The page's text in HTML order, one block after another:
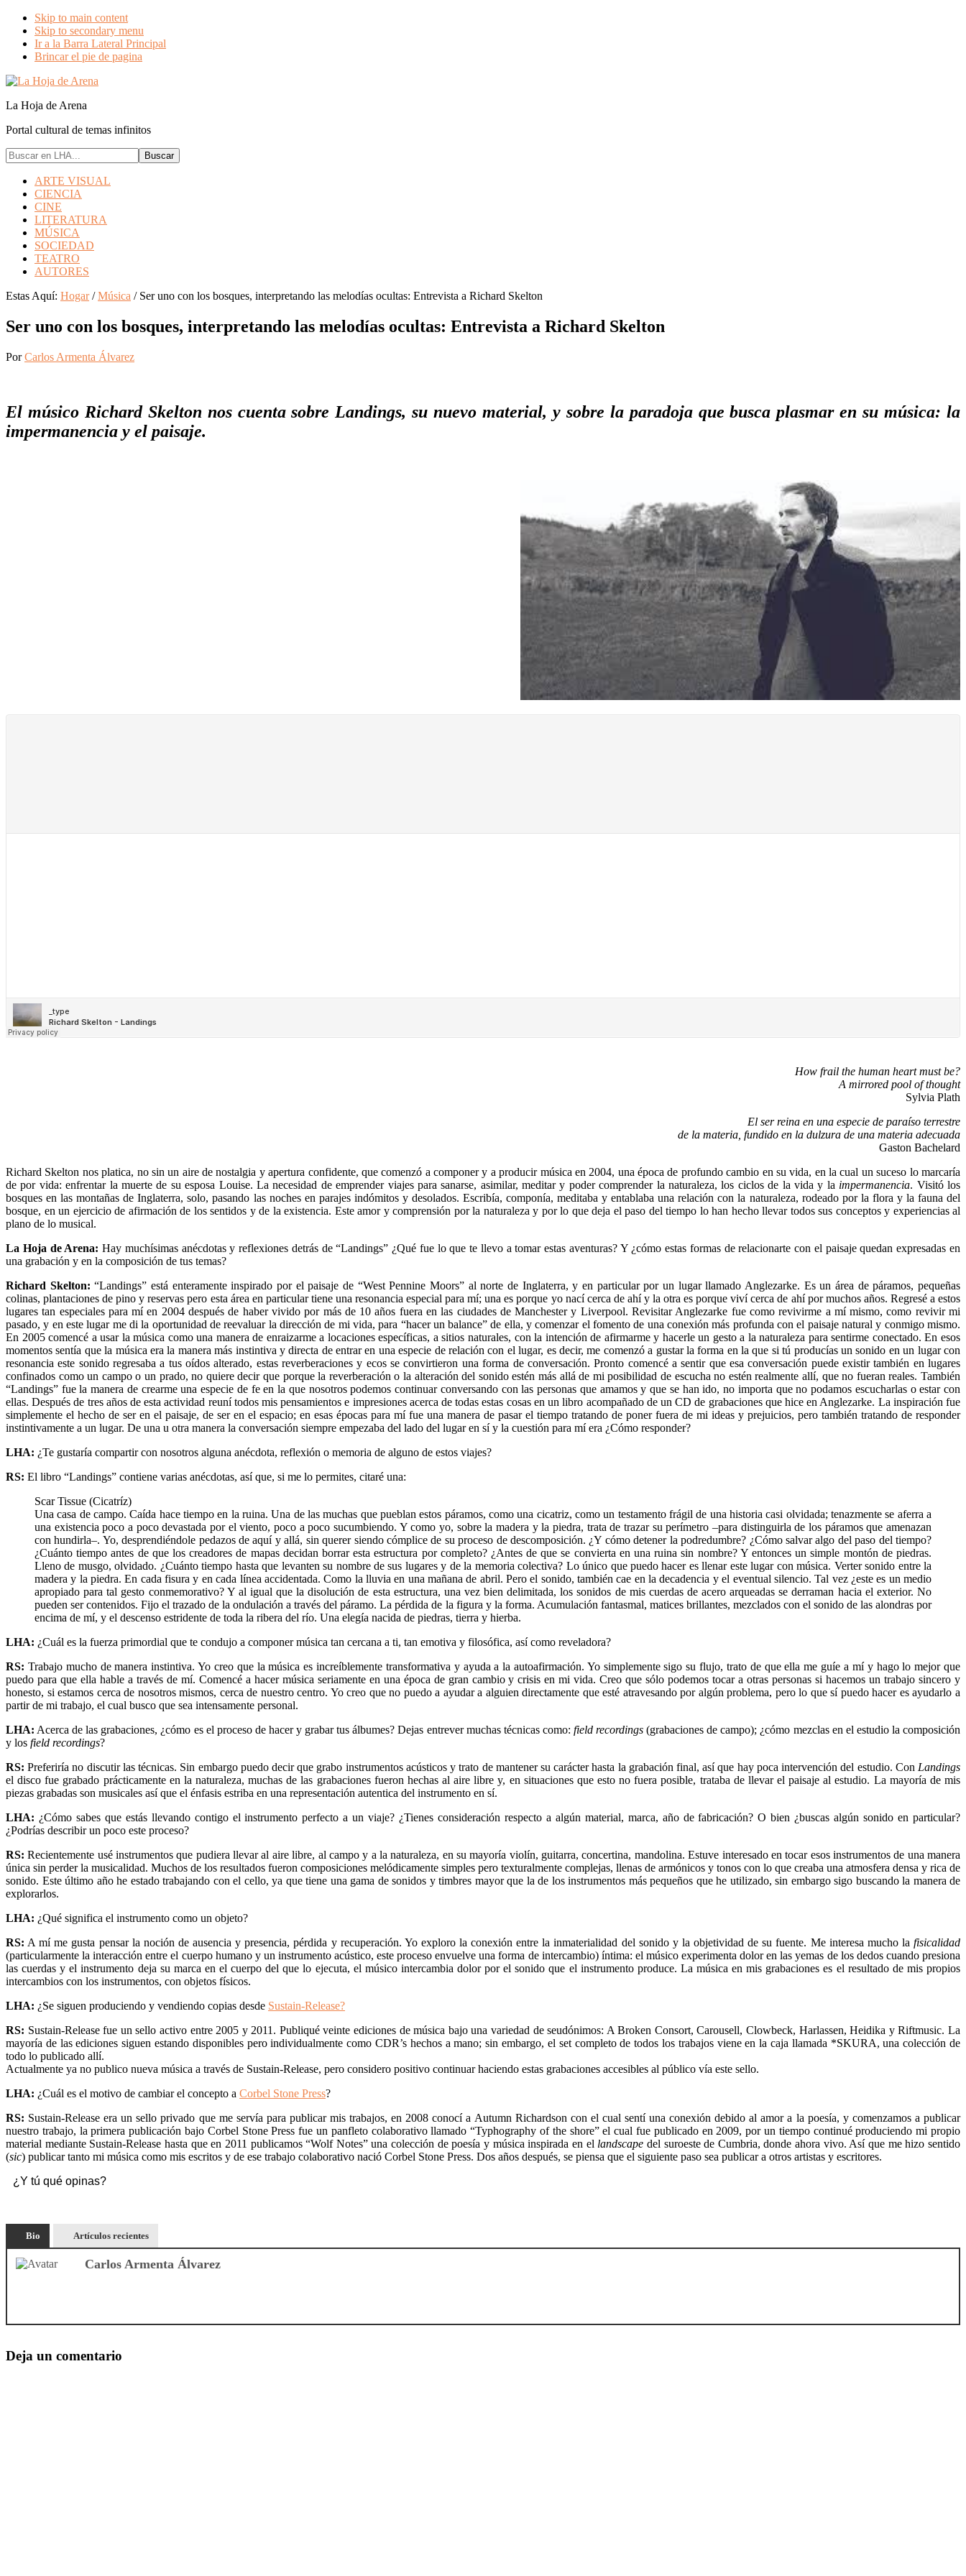
Skip to main content
Skip to secondary menu
Ir a la Barra Lateral Principal
Brincar el pie de pagina
La Hoja de Arena
Portal cultural de temas infinitos
ARTE VISUAL
CIENCIA
CINE
LITERATURA
MÚSICA
SOCIEDAD
TEATRO
AUTORES
Estas Aquí: Hogar / Música /Ser uno con los bosques, interpretando las melodías ocultas: Entrevista a Richard Skelton
Ser uno con los bosques, interpretando las melodías ocultas: Entrevista a Richard Skelton
PorCarlos Armenta Álvarez
El músico Richard Skelton nos cuenta sobre Landings, su nuevo material, y sobre la paradoja que busca plasmar en su música: la
impermanencia y el paisaje.
How frail the human heart must be?
A mirrored pool of thought
Sylvia Plath
El ser reina en una especie de paraíso terrestre
de la materia, fundido en la dulzura de una materia adecuada
Gaston Bachelard
Richard Skelton nos platica, no sin un aire de nostalgia y apertura confidente, que comenzó a componer y a producir música en 2004, una época de profundo cambio en su vida, en la cual un suceso lo marcaría
de por vida: enfrentar la muerte de su esposa Louise. La necesidad de emprender viajes para sanarse, asimilar, meditar y poder comprender la naturaleza, los ciclos de la vida y la impermanencia. Visitó los
bosques en las montañas de Inglaterra, solo, pasando las noches en parajes indómitos y desolados. Escribía, componía, meditaba y entablaba una relación con la naturaleza, rodeado por la flora y la fauna del
bosque, en un ejercicio de afirmación de los sentidos y de la existencia. Este amor y comprensión por la naturaleza y por lo que deja el paso del tiempo lo han hecho llevar todos sus conceptos y experiencias al
plano de lo musical.
La Hoja de Arena: Hay muchísimas anécdotas y reflexiones detrás de “Landings” ¿Qué fue lo que te llevo a tomar estas aventuras? Y ¿cómo estas formas de relacionarte con el paisaje quedan expresadas en
una grabación y en la composición de tus temas?
Richard Skelton: “Landings” está enteramente inspirado por el paisaje de “West Pennine Moors” al norte de Inglaterra, y en particular por un lugar llamado Anglezarke. Es un área de páramos, pequeñas
colinas, plantaciones de pino y reservas pero esta área en particular tiene una resonancia especial para mí; una es porque yo nací cerca de ahí y la otra es porque viví cerca de ahí por muchos años. Regresé a estos
lugares tan especiales para mí en 2004 después de haber vivido por más de 10 años fuera en las ciudades de Manchester y Liverpool. Revisitar Anglezarke fue como revivirme a mí mismo, como revivir mi
pasado, y en este lugar me di la oportunidad de reevaluar la dirección de mi vida, para “hacer un balance” de ella, y comenzar el fomento de una conexión más profunda con el paisaje natural y conmigo mismo.
En 2005 comencé a usar la música como una manera de enraizarme a locaciones específicas, a sitios naturales, con la intención de afirmarme y hacerle un gesto a la naturaleza para sentirme conectado. En esos
momentos sentía que la música era la manera más instintiva y directa de entrar en una especie de relación con el lugar, es decir, me comenzó a gustar la forma en la que si tú producías un sonido en un lugar con
resonancia este sonido regresaba a tus oídos alterado, estas reverberaciones y ecos se convirtieron una forma de conversación. Pronto comencé a sentir que esa conversación puede existir también en lugares
confinados como un campo o un prado, no quiere decir que porque la reverberación o la alteración del sonido estén más allá de mi posibilidad de escucha no estén realmente allí, que no fueran reales. También
“Landings” fue la manera de crearme una especie de fe en la que nosotros podemos continuar conversando con las personas que amamos y que se han ido, no importa que no podamos escucharlas o estar con
ellas. Después de tres años de esta actividad reuní todos mis pensamientos e impresiones acerca de todas estas cosas en un libro acompañado de un CD de grabaciones que hice en Anglezarke. La inspiración fue
simplemente el hecho de ser en el paisaje, de ser en el espacio; en esas épocas para mí fue una manera de pasar el tiempo tratando de poner fuera de mi ideas y prejuicios, pero también tratando de responder
instintivamente a un lugar. De una u otra manera la conversación siempre empezaba del lado del lugar en sí y la cuestión para mí era ¿Cómo responder?
LHA: ¿Te gustaría compartir con nosotros alguna anécdota, reflexión o memoria de alguno de estos viajes?
RS: El libro “Landings” contiene varias anécdotas, así que, si me lo permites, citaré una:
Scar Tissue (Cicatríz)
Una casa de campo. Caída hace tiempo en la ruina. Una de las muchas que pueblan estos páramos, como una cicatriz, como un testamento frágil de una historia casi olvidada; tenazmente se aferra a
una existencia poco a poco devastada por el viento, poco a poco sucumbiendo. Y como yo, sobre la madera y la piedra, trata de trazar su perímetro –para distinguirla de los páramos que amenazan
con hundirla–. Yo, desprendiéndole pedazos de aquí y allá, sin querer siendo cómplice de su proceso de descomposición. ¿Y cómo detener la podredumbre? ¿Cómo salvar algo del paso del tiempo?
¿Cuánto tiempo antes de que los creadores de mapas decidan borrar esta estructura por completo? ¿Antes de que se convierta en una ruina sin nombre? Y entonces un simple montón de piedras.
Lleno de musgo, olvidado. ¿Cuánto tiempo hasta que levanten su nombre de sus lugares y de la memoria colectiva? Lo único que puedo hacer es llenar este lugar con música. Verter sonido entre la
madera y la piedra. En cada fisura y en cada línea accidentada. Como la lluvia en una mañana de abril. Pero el sonido, también cae en la decadencia y el eventual silencio. Tal vez ¿este es un medio
apropiado para tal gesto conmemorativo? Y al igual que la disolución de esta estructura, una vez bien delimitada, los sonidos de mis cuerdas de acero arqueadas se derraman hacia el exterior. No
pueden ser contenidos. Fijo el trazado de la ondulación a través del páramo. La pérdida de la figura y la forma. Acumulación fantasmal, matices brillantes, mezclados con el sonido de las alondras por
encima de mí, y el descenso estridente de toda la ribera del río. Una elegía nacida de piedras, tierra y hierba.
LHA: ¿Cuál es la fuerza primordial que te condujo a componer música tan cercana a ti, tan emotiva y filosófica, así como reveladora?
RS: Trabajo mucho de manera instintiva. Yo creo que la música es increíblemente transformativa y ayuda a la autoafirmación. Yo simplemente sigo su flujo, trato de que ella me guíe a mí y hago lo mejor que
puedo para que ella hable a través de mí. Comencé a hacer música seriamente en una época de gran cambio y crisis en mi vida. Creo que sólo podemos tocar a otras personas si hacemos un trabajo sincero y
honesto, si estamos cerca de nosotros mismos, cerca de nuestro centro. Yo creo que no puedo a ayudar a alguien directamente que esté atravesando por algún problema, pero lo que sí puedo hacer es ayudarlo a
partir de mi trabajo, el cual busco que sea intensamente personal.
LHA: Acerca de las grabaciones, ¿cómo es el proceso de hacer y grabar tus álbumes? Dejas entrever muchas técnicas como: field recordings (grabaciones de campo); ¿cómo mezclas en el estudio la composición
y los field recordings?
RS: Preferiría no discutir las técnicas. Sin embargo puedo decir que grabo instrumentos acústicos y trato de mantener su carácter hasta la grabación final, así que hay poca intervención del estudio. Con Landings
el disco fue grabado prácticamente en la naturaleza, muchas de las grabaciones fueron hechas al aire libre y, en situaciones que esto no fuera posible, trataba de llevar el paisaje al estudio. La mayoría de mis
piezas grabadas son musicales así que el énfasis estriba en una representación autentica del instrumento en sí.
LHA: ¿Cómo sabes que estás llevando contigo el instrumento perfecto a un viaje? ¿Tienes consideración respecto a algún material, marca, año de fabricación? O bien ¿buscas algún sonido en particular?
¿Podrías describir un poco este proceso?
RS: Recientemente usé instrumentos que pudiera llevar al aire libre, al campo y a la naturaleza, en su mayoría violín, guitarra, concertina, mandolina. Estuve interesado en tocar esos instrumentos de una manera
única sin perder la musicalidad. Muchos de los resultados fueron composiciones melódicamente simples pero texturalmente complejas, llenas de armónicos y tonos con lo que creaba una atmosfera densa y rica de
sonido. Este último año he estado trabajando con el cello, ya que tiene una gama de sonidos y timbres mayor que la de los instrumentos más pequeños que he utilizado, sin embargo sigo buscando la manera de
explorarlos.
LHA: ¿Qué significa el instrumento como un objeto?
RS: A mí me gusta pensar la noción de ausencia y presencia, pérdida y recuperación. Yo exploro la conexión entre la inmaterialidad del sonido y la objetividad de su fuente. Me interesa mucho la fisicalidad
(particularmente la interacción entre el cuerpo humano y un instrumento acústico, este proceso envuelve una forma de intercambio) íntima: el músico experimenta dolor en las yemas de los dedos cuando presiona
las cuerdas y el instrumento deja su marca en el cuerpo del que lo ejecuta, el músico intercambia dolor por el sonido que el instrumento produce. La música en mis grabaciones es el resultado de mis propios
intercambios con los instrumentos, con objetos físicos.
LHA: ¿Se siguen produciendo y vendiendo copias desde Sustain-Release?
RS: Sustain-Release fue un sello activo entre 2005 y 2011. Publiqué veinte ediciones de música bajo una variedad de seudónimos: A Broken Consort, Carousell, Clowbeck, Harlassen, Heidika y Riftmusic. La
mayoría de las ediciones siguen estando disponibles pero individualmente como CDR’s hechos a mano; sin embargo, el set completo de todos los trabajos viene en la caja llamada *SKURA, una colección de
todo lo publicado allí.
Actualmente ya no publico nueva música a través de Sustain-Release, pero considero positivo continuar haciendo estas grabaciones accesibles al público vía este sello.
LHA: ¿Cuál es el motivo de cambiar el concepto a Corbel Stone Press?
RS: Sustain-Release era un sello privado que me servía para publicar mis trabajos, en 2008 conocí a Autumn Richardson con el cual sentí una conexión debido al amor a la poesía, y comenzamos a publicar
nuestro trabajo, la primera publicación bajo Corbel Stone Press fue un panfleto colaborativo llamado “Typhography of the shore” el cual fue publicado en 2009, por un tiempo continué produciendo mi propio
material mediante Sustain-Release hasta que en 2011 publicamos “Wolf Notes” una colección de poesía y música inspirada en el landscape del suroeste de Cumbria, donde ahora vivo. Así que me hizo sentido
(sic) publicar tanto mi música como mis escritos y de ese trabajo colaborativo nació Corbel Stone Press. Dos años después, se piensa que el siguiente paso sea publicar a otros artistas y escritores.
¿Y tú qué opinas?
Bio Artículos recientes
Carlos Armenta Álvarez
Deja un comentario